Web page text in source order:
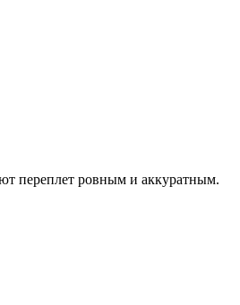
переплет ровным и аккуратным.